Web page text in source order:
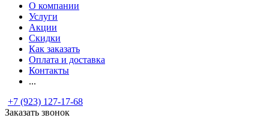
О компании
Услуги
Акции
Скидки
Как заказать
Оплата и доставка
Контакты
...
+7 (923) 127-17-68
Заказать звонок